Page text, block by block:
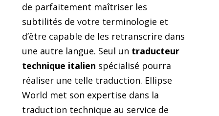
de parfaitement maîtriser les
subtilités de votre terminologie et
d’être capable de les retranscrire dans
une autre langue. Seul un traducteur
technique italien spécialisé pourra
réaliser une telle traduction. Ellipse
World met son expertise dans la
traduction technique au service de